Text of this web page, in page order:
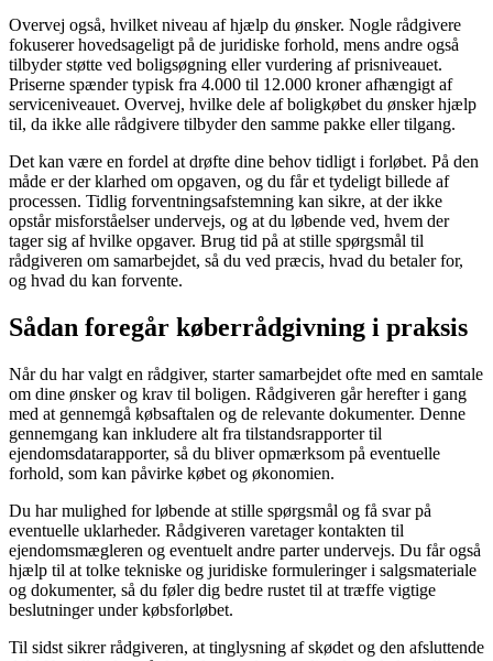
Overvej også, hvilket niveau af hjælp du ønsker. Nogle rådgivere
fokuserer hovedsageligt på de juridiske forhold, mens andre også
tilbyder støtte ved boligsøgning eller vurdering af prisniveauet.
Priserne spænder typisk fra 4.000 til 12.000 kroner afhængigt af
serviceniveauet. Overvej, hvilke dele af boligkøbet du ønsker hjælp
til, da ikke alle rådgivere tilbyder den samme pakke eller tilgang.
Det kan være en fordel at drøfte dine behov tidligt i forløbet. På den
måde er der klarhed om opgaven, og du får et tydeligt billede af
processen. Tidlig forventningsafstemning kan sikre, at der ikke
opstår misforståelser undervejs, og at du løbende ved, hvem der
tager sig af hvilke opgaver. Brug tid på at stille spørgsmål til
rådgiveren om samarbejdet, så du ved præcis, hvad du betaler for,
og hvad du kan forvente.
Sådan foregår køberrådgivning i praksis
Når du har valgt en rådgiver, starter samarbejdet ofte med en samtale
om dine ønsker og krav til boligen. Rådgiveren går herefter i gang
med at gennemgå købsaftalen og de relevante dokumenter. Denne
gennemgang kan inkludere alt fra tilstandsrapporter til
ejendomsdatarapporter, så du bliver opmærksom på eventuelle
forhold, som kan påvirke købet og økonomien.
Du har mulighed for løbende at stille spørgsmål og få svar på
eventuelle uklarheder. Rådgiveren varetager kontakten til
ejendomsmægleren og eventuelt andre parter undervejs. Du får også
hjælp til at tolke tekniske og juridiske formuleringer i salgsmateriale
og dokumenter, så du føler dig bedre rustet til at træffe vigtige
beslutninger under købsforløbet.
Til sidst sikrer rådgiveren, at tinglysning af skødet og den afsluttende